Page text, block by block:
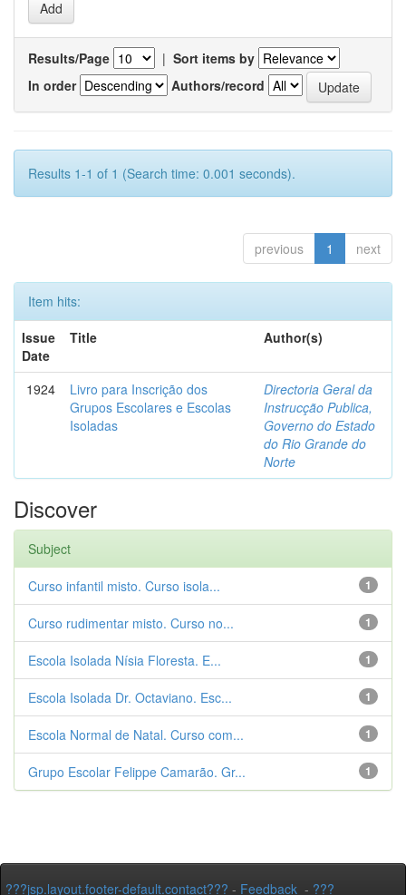
Results/Page | Sort items by
In order
Authors/record
Results 1-1 of 1 (Search time: 0.001 seconds).
previous 1 next
Item hits:
Issue
Date
Title Author(s)
1924
Livro para Inscrição dos
Grupos Escolares e Escolas
Isoladas
Directoria Geral da
Instrucção Publica,
Governo do Estado
do Rio Grande do
Norte
Discover
Subject
1
Curso infantil misto. Curso isola...
1
Curso rudimentar misto. Curso no...
1
Escola Isolada Nísia Floresta. E...
1
Escola Isolada Dr. Octaviano. Esc...
1
Escola Normal de Natal. Curso com...
1
Grupo Escolar Felippe Camarão. Gr...
???jsp.layout.footer-default.contact??? - Feedback - ???